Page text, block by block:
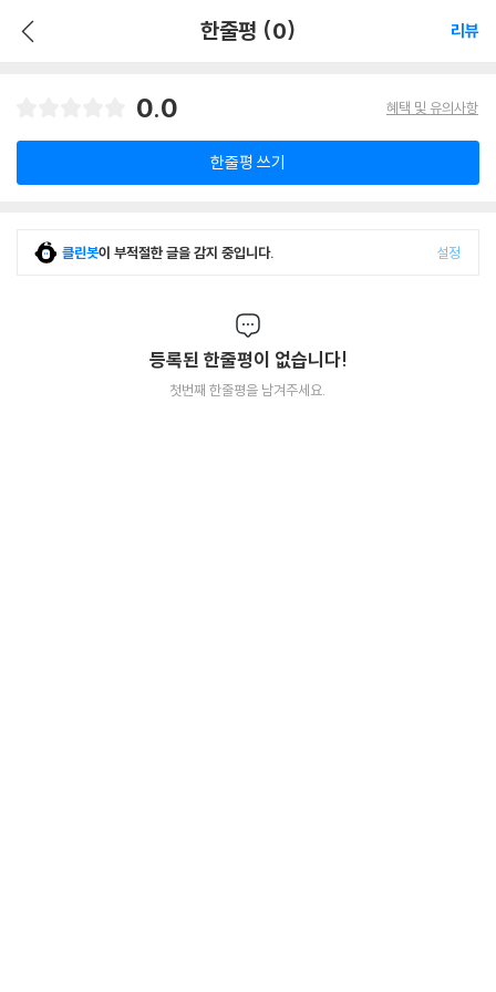
한줄평 (0) 리뷰
0.0 혜택 및 유의사항
한줄평 쓰기
클린봇이 부적절한 글을 감지 중입니다. 설정
등록된 한줄평이 없습니다!
첫번째 한줄평을 남겨주세요.